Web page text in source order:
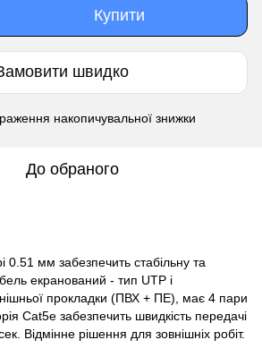
Купити
швидко
накопичувальної знижки
До обраного
0.51 мм забезпечить стабільну та
екранований - тип UTP і
прокладки (ПВХ + ПЕ), має 4 пари
Сat5e забезпечить швидкість передачі
Відмінне рішення для зовнішніх робіт.